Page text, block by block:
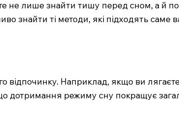
не лише знайти тишу перед сном, а й
знайти ті методи, які підходять саме
відпочинку. Наприклад, якщо ви
дотримання режиму сну покращує